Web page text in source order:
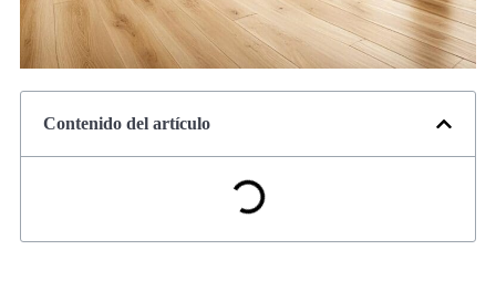
Contenido del artículo